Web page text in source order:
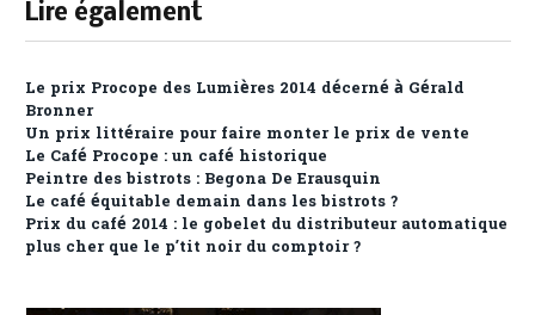
Lire également
Le prix Procope des Lumières 2014 décerné à Gérald
Bronner
Un prix littéraire pour faire monter le prix de vente
Le Café Procope : un café historique
Peintre des bistrots : Begona De Erausquin
Le café équitable demain dans les bistrots ?
Prix du café 2014 : le gobelet du distributeur automatique
plus cher que le p’tit noir du comptoir ?